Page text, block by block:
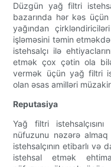
Düzgün yağ filtri
bazarında hər kəs
yağından
işləməsini təmin
istehsalçı ilə
etmək çox çətin ola
vermək üçün yağ filtri
olan əsas amilləri
Reputasiya
Yağ filtri
nüfuzunu nəzərə
istehsalçının etibarlı
istehsal etmək